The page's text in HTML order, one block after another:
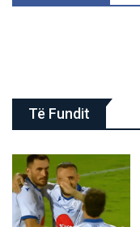
Të Fundit